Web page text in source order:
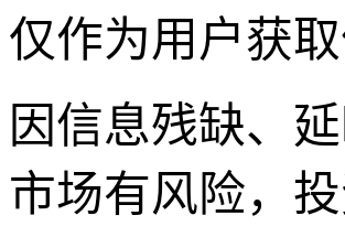
仅作为用户获
因信息残缺、
市场有风险，